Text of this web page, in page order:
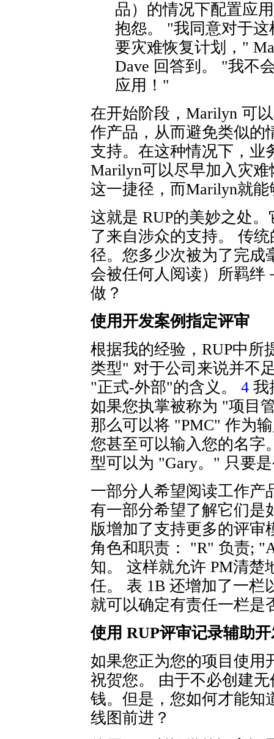
品）的情况下配置应
抱怨。 "我同意对于
要灾难恢复计划，"
Dave 回答到。 "我不
应用！"
在开始阶段，Marilyn 可
作产品，从而避免类似的
支持。在这种情况下，业
Marilyn可以尽早加入灾
这一捷径，而Marilyn就
这就是 RUP的美妙之处
了来自涉众的支持。 传
径。您多少次被为了完成
会被任何人阅读）所羁绊
做？
使用开发案例指定评审
根据我的经验，RUP中所
类型" 对于公司来说并不
"正式-外部"的含义。
4 我
如果您执掌被称为 "项目
那么可以将 "PMC" 作为
您甚至可以输入您的名字
型可以为 "Gary。" 只要
一部分人希望阅读工作产
有一部分希望了解它们是
版增加了支持更多的评审
角色和职责： "R" 负责;
知。 这样就允许 PM清楚
任。 表 1B 还增加了一栏
就可以确定有责任一栏是
使用 RUP评审记录辅助
如果您正为您的项目使用
祝贺您。 由于不必创建
钱。但是，您如何才能知
线图前进？